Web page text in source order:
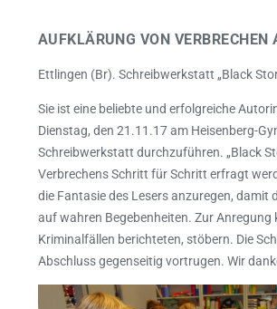
AUFKLÄRUNG VON
Ettlingen (Br). Schreibwerkstatt „Black
Sie ist eine beliebte und erfolgreiche
Dienstag, den 21.11.17 am Heisenberg-
Schreibwerkstatt durchzuführen. „Black
Verbrechens Schritt für Schritt erfragt
die Fantasie des Lesers anzuregen,
auf wahren Begebenheiten. Zur Anregung
Kriminalfällen berichteten, stöbern. Die
Abschluss gegenseitig vortrugen. Wir